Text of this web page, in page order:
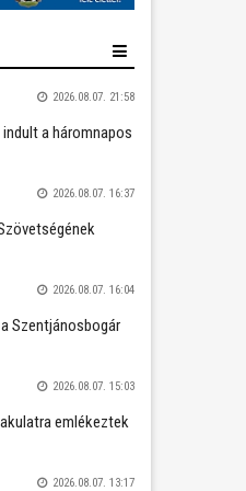
2026.08.07. 21:58
a háromnapos
2026.08.07. 16:37
2026.08.07. 16:04
Szentjánosbogár
2026.08.07. 15:03
emlékeztek
2026.08.07. 13:17